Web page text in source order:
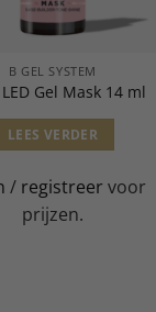
B GEL SYSTEM
Gel Mask 14 ml
LEES VERDER
/ registreer voor
prijzen.